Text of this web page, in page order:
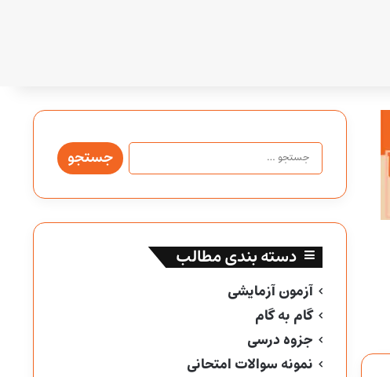
جستجو
برای:
دسته بندی مطالب
آزمون آزمایشی
گام به گام
جزوه درسی
نمونه سوالات امتحانی